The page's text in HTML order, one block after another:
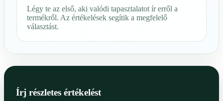
Légy te az első, aki valódi tapasztalatot ír erről a
termékről. Az értékelések segítik a megfelelő
választást.
Írj részletes értékelést